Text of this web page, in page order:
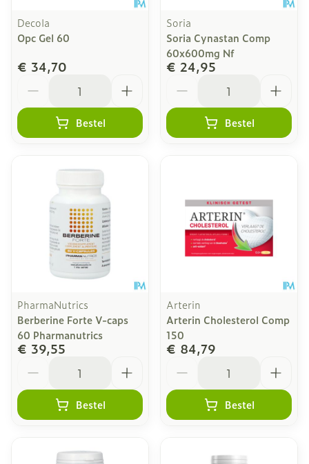
Decola
Opc Gel 60
€ 34,70
Bestel
Soria
Soria Cynastan Comp
60x600mg Nf
€ 24,95
Bestel
PharmaNutrics
Berberine Forte V-caps
60 Pharmanutrics
€ 39,55
Bestel
Arterin
Arterin Cholesterol Comp
150
€ 84,79
Bestel